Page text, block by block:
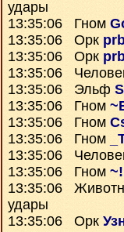
удары
13:35:06 Гном
13:35:06 Орк
13:35:06 Орк
13:35:06
13:35:06 Эльф
13:35:06 Гном
13:35:06 Гном
13:35:06 Гном
13:35:06
13:35:06 Гном
13:35:06
удары
13:35:06 Орк